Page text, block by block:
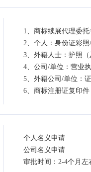
1、商标续展代理委
2、个人：身份证彩
3、外籍人士：护照（
4、公司/单位：营业
5、外籍公司/单位：
6、商标注册证复印件
个人名义申请
公司名义申请
审批时间：2-4个月左